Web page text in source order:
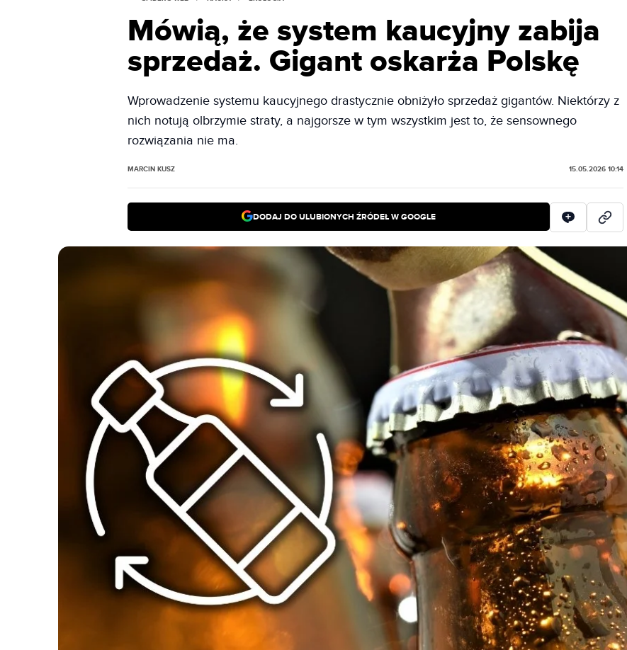
Mówią, że system kaucyjny zabija
sprzedaż. Gigant oskarża Polskę
Wprowadzenie systemu kaucyjnego drastycznie obniżyło sprzedaż gigantów. Niektórzy z
nich notują olbrzymie straty, a najgorsze w tym wszystkim jest to, że sensownego
rozwiązania nie ma.
MARCIN KUSZ 15.05.2026 10:14
DODAJ DO ULUBIONYCH ŹRÓDEŁ W GOOGLE